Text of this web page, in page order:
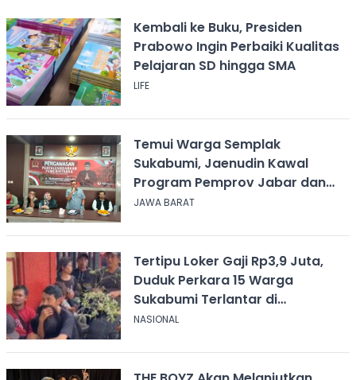
Kembali ke Buku, Presiden
Prabowo Ingin Perbaiki Kualitas
Pelajaran SD hingga SMA
LIFE
Temui Warga Semplak
Sukabumi, Jaenudin Kawal
Program Pemprov Jabar dan
Serap Aspirasi
JAWA BARAT
Tertipu Loker Gaji Rp3,9 Juta,
Duduk Perkara 15 Warga
Sukabumi Terlantar di
Kalimantan
NASIONAL